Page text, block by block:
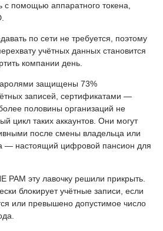
с помощью аппаратного токена,
по сети не требуется, поэтому
учётных данных становится
компании день.
защищены 73%
записей, сертификатами —
половины организаций не
цикл таких аккаунтов. Они могут
после смены владельца или
— настоящий цифровой пансион для
PAM эту лавочку решили прикрыть.
блокирует учётные записи, если
или превышено допустимое число